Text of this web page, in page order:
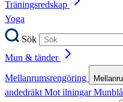
Träningsredskap
Yoga
Sök
Mun & tänder
Mellanrumsrengöring
andedräktMot ilningar